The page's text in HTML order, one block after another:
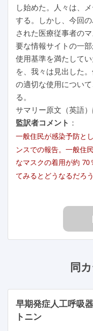
し始めた。人々は、
する。しかし、今回
された医療従事者の
要な情報サイトの一
使用基準を満たして
を、我々は見出した
の適切な使用につい
る。
サマリー原文（英語
監訳者コメント ：
一般住民が感染予防と
ンスでの報告。一般住
なマスクの着用が約
てみるとどうなるだろう
同
早期発症人工呼吸
トニン